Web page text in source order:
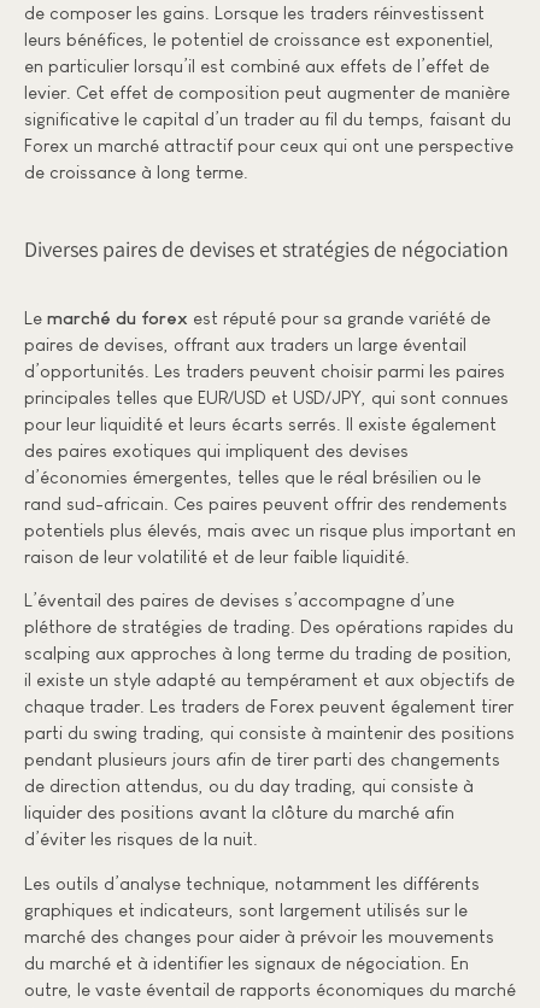
de composer les gains. Lorsque les traders réinvestissent
leurs bénéfices, le potentiel de croissance est exponentiel,
en particulier lorsqu’il est combiné aux effets de l’effet de
levier. Cet effet de composition peut augmenter de manière
significative le capital d’un trader au fil du temps, faisant du
Forex un marché attractif pour ceux qui ont une perspective
de croissance à long terme.
Diverses paires de devises et stratégies de négociation
Le marché du forex est réputé pour sa grande variété de
paires de devises, offrant aux traders un large éventail
d’opportunités. Les traders peuvent choisir parmi les paires
principales telles que EUR/USD et USD/JPY, qui sont connues
pour leur liquidité et leurs écarts serrés. Il existe également
des paires exotiques qui impliquent des devises
d’économies émergentes, telles que le réal brésilien ou le
rand sud-africain. Ces paires peuvent offrir des rendements
potentiels plus élevés, mais avec un risque plus important en
raison de leur volatilité et de leur faible liquidité.
L’éventail des paires de devises s’accompagne d’une
pléthore de stratégies de trading. Des opérations rapides du
scalping aux approches à long terme du trading de position,
il existe un style adapté au tempérament et aux objectifs de
chaque trader. Les traders de Forex peuvent également tirer
parti du swing trading, qui consiste à maintenir des positions
pendant plusieurs jours afin de tirer parti des changements
de direction attendus, ou du day trading, qui consiste à
liquider des positions avant la clôture du marché afin
d’éviter les risques de la nuit.
Les outils d’analyse technique, notamment les différents
graphiques et indicateurs, sont largement utilisés sur le
marché des changes pour aider à prévoir les mouvements
du marché et à identifier les signaux de négociation. En
outre, le vaste éventail de rapports économiques du marché